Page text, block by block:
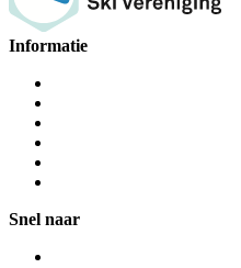
Informatie
Snel naar